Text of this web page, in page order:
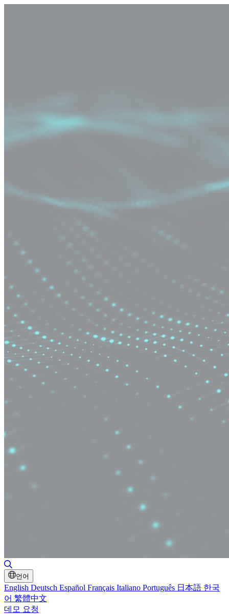
언어
English Deutsch Español Français Italiano Português 日本語 한국
어 繁體中文
데모 요청